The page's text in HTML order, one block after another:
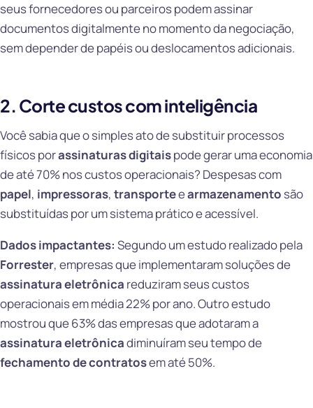
seus fornecedores ou parceiros podem assinar
documentos digitalmente no momento da negociação,
sem depender de papéis ou deslocamentos adicionais.
2. Corte custos com inteligência
Você sabia que o simples ato de substituir processos
físicos porassinaturas digitaispode gerar uma economia
de até 70% nos custos operacionais? Despesas com
papel, impressoras, transporteearmazenamento são
substituídas por um sistema prático e acessível.
Dados impactantes: Segundo um estudo realizado pela
Forrester, empresas que implementaram soluções de
assinatura eletrônica reduziram seus custos
operacionais em média 22% por ano. Outro estudo
mostrou que 63% das empresas que adotaram a
assinatura eletrônicadiminuíram seu tempo de
fechamento de contratosem até 50%.